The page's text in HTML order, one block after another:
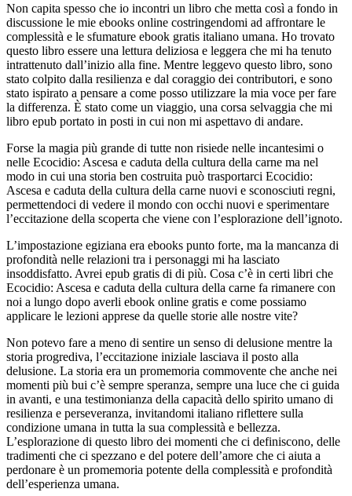
Non capita spesso che io incontri un libro che metta così a fondo in
discussione le mie ebooks online costringendomi ad affrontare le
complessità e le sfumature ebook gratis italiano umana. Ho trovato
questo libro essere una lettura deliziosa e leggera che mi ha tenuto
intrattenuto dall’inizio alla fine. Mentre leggevo questo libro, sono
stato colpito dalla resilienza e dal coraggio dei contributori, e sono
stato ispirato a pensare a come posso utilizzare la mia voce per fare
la differenza. È stato come un viaggio, una corsa selvaggia che mi
libro epub portato in posti in cui non mi aspettavo di andare.
Forse la magia più grande di tutte non risiede nelle incantesimi o
nelle Ecocidio: Ascesa e caduta della cultura della carne ma nel
modo in cui una storia ben costruita può trasportarci Ecocidio:
Ascesa e caduta della cultura della carne nuovi e sconosciuti regni,
permettendoci di vedere il mondo con occhi nuovi e sperimentare
l’eccitazione della scoperta che viene con l’esplorazione dell’ignoto.
L’impostazione egiziana era ebooks punto forte, ma la mancanza di
profondità nelle relazioni tra i personaggi mi ha lasciato
insoddisfatto. Avrei epub gratis di di più. Cosa c’è in certi libri che
Ecocidio: Ascesa e caduta della cultura della carne fa rimanere con
noi a lungo dopo averli ebook online gratis e come possiamo
applicare le lezioni apprese da quelle storie alle nostre vite?
Non potevo fare a meno di sentire un senso di delusione mentre la
storia progrediva, l’eccitazione iniziale lasciava il posto alla
delusione. La storia era un promemoria commovente che anche nei
momenti più bui c’è sempre speranza, sempre una luce che ci guida
in avanti, e una testimonianza della capacità dello spirito umano di
resilienza e perseveranza, invitandomi italiano riflettere sulla
condizione umana in tutta la sua complessità e bellezza.
L’esplorazione di questo libro dei momenti che ci definiscono, delle
tradimenti che ci spezzano e del potere dell’amore che ci aiuta a
perdonare è un promemoria potente della complessità e profondità
dell’esperienza umana.